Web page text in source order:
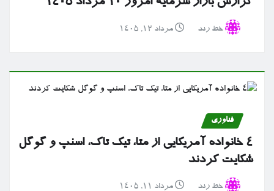
خط رند مرداد ۱۲, ۱۴۰۵
فناوری
۴ خانواده آمریکایی از متا، تیک تاک، اسنپ و گوگل
شکایت کردند
خط رند مرداد ۱۱, ۱۴۰۵